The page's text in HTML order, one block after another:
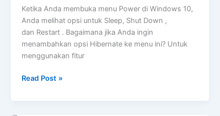
Ketika Anda membuka menu Power di Windows 10,
Anda melihat opsi untuk Sleep, Shut Down ,
dan Restart . Bagaimana jika Anda ingin
menambahkan opsi Hibernate ke menu ini? Untuk
menggunakan fitur
Cara
Read Post »